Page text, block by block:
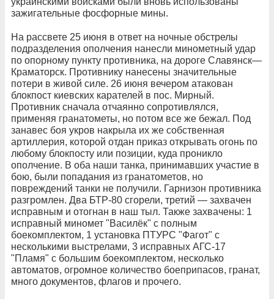
зажигательные фосфорные мины.
На рассвете 25 июня в ответ на ночные обстрелы
подразделения ополчения нанесли минометный удар
по опорному пункту противника, на дороге Славянск—
Краматорск. Противнику нанесены значительные
потери в живой силе. 26 июня вечером атакован
блокпост киевских карателей в пос. Мирный.
Противник сначала отчаянно сопротивлялся,
применяя гранатометы, но потом все же бежал. Под
занавес боя укров накрыла их же собственная
артиллерия, которой отдан приказ открывать огонь по
любому блокпосту или позиции, куда проникло
ополчение. В оба наши танка, принимавших участие в
бою, были попадания из гранатометов, но
повреждений танки не получили. Гарнизон противника
разгромлен. Два БТР-80 сгорели, третий — захвачен
исправным и отогнан в наш тыл. Также захвачены: 1
исправный миномет "Василёк" с полным
боекомплектом, 1 установка ПТУРС "Фагот" с
несколькими выстрелами, 3 исправных АГС-17
"Пламя" с большим боекомплектом, несколько
автоматов, огромное количество боеприпасов, гранат,
много документов, флагов и прочего.